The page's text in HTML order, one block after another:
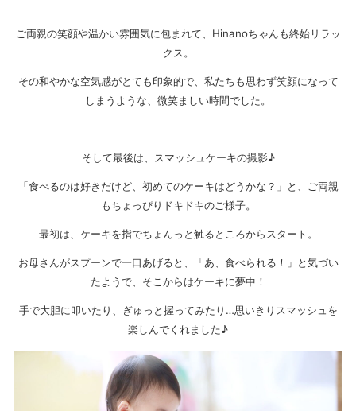
ご両親の笑顔や温かい雰囲気に包まれて、Hinanoちゃんも終始リラッ
クス。
その和やかな空気感がとても印象的で、私たちも思わず笑顔になって
しまうような、微笑ましい時間でした。
そして最後は、スマッシュケーキの撮影♪
「食べるのは好きだけど、初めてのケーキはどうかな？」と、ご両親
もちょっぴりドキドキのご様子。
最初は、ケーキを指でちょんっと触るところからスタート。
お母さんがスプーンで一口あげると、「あ、食べられる！」と気づい
たようで、そこからはケーキに夢中！
手で大胆に叩いたり、ぎゅっと握ってみたり…思いきりスマッシュを
楽しんでくれました♪